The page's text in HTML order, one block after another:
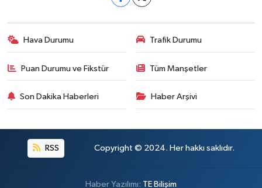
Hava Durumu Trafik Durumu
Puan Durumu ve Fikstür Tüm Manşetler
Son Dakika Haberleri Haber Arşivi
RSS Copyright © 2024. Her hakkı saklıdır.
Haber Yazılımı: TE Bilişim